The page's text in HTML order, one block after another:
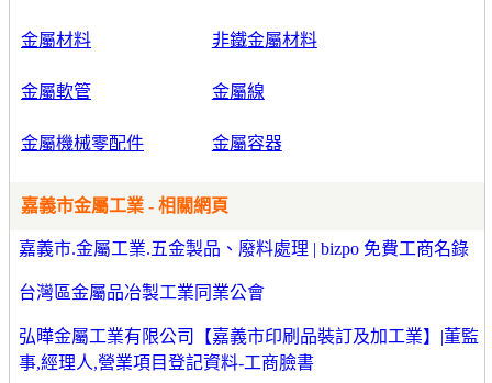
金屬材料 非鐵金屬材料
金屬軟管 金屬線
金屬機械零配件 金屬容器
嘉義市金屬工業 - 相關網頁
嘉義市.金屬工業.五金製品、廢料處理 | bizpo 免費工商名錄
台灣區金屬品冶製工業同業公會
弘曄金屬工業有限公司【嘉義市印刷品裝訂及加工業】|董監
事,經理人,營業項目登記資料-工商臉書